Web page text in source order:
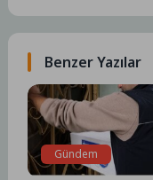
Benzer Yazılar
Gündem